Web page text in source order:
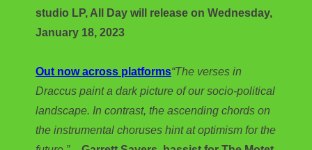
studio LP, All Day will release on Wednesday,
January 18, 2023
Out now across platforms“The verses in
Draccus paint a dark picture of our socio-political
landscape. In contrast, the ascending chords on
the instrumental choruses hint at optimism for the